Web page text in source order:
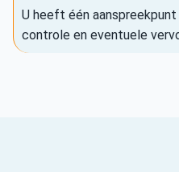
U heeft één
controle en eventuele